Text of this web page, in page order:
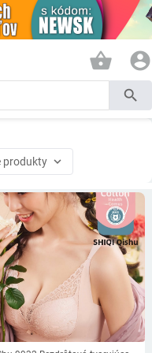
shopping_basket account_circle
search
produkty keyboard_arrow_down